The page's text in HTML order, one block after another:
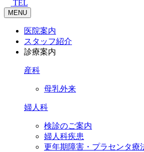
TEL
MENU
医院案内
スタッフ紹介
診療案内
産科
母乳外来
婦人科
検診のご案内
婦人科疾患
更年期障害・プラセンタ療